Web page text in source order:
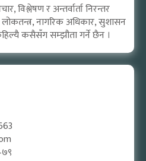
विश्लेषण र अन्तर्वार्ता निरन्तर
लोकतन्त्र, नागरिक अधिकार, सुशासन
कसैसँग सम्झौता गर्ने छैन ।